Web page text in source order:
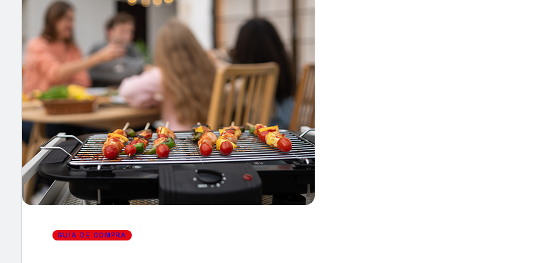
Encuentra tu noticia
Buscar
GUÍA DE COMPRA